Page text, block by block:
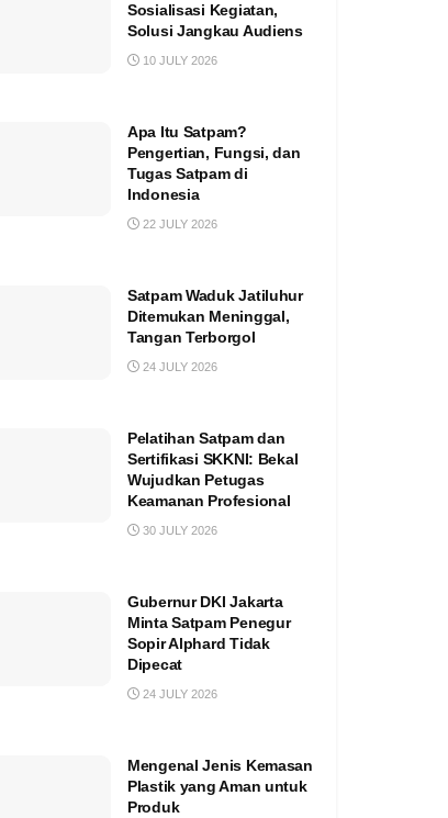
Sosialisasi Kegiatan,
Solusi Jangkau Audiens
10 JULY 2026
Apa Itu Satpam?
Pengertian, Fungsi, dan
Tugas Satpam di
Indonesia
22 JULY 2026
Satpam Waduk Jatiluhur
Ditemukan Meninggal,
Tangan Terborgol
24 JULY 2026
Pelatihan Satpam dan
Sertifikasi SKKNI: Bekal
Wujudkan Petugas
Keamanan Profesional
30 JULY 2026
Gubernur DKI Jakarta
Minta Satpam Penegur
Sopir Alphard Tidak
Dipecat
24 JULY 2026
Mengenal Jenis Kemasan
Plastik yang Aman untuk
Produk